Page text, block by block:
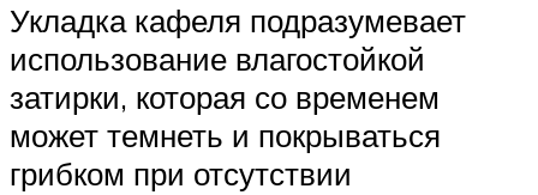
Укладка кафеля подразумевает
использование влагостойкой
затирки, которая со временем
может темнеть и покрываться
грибком при отсутствии